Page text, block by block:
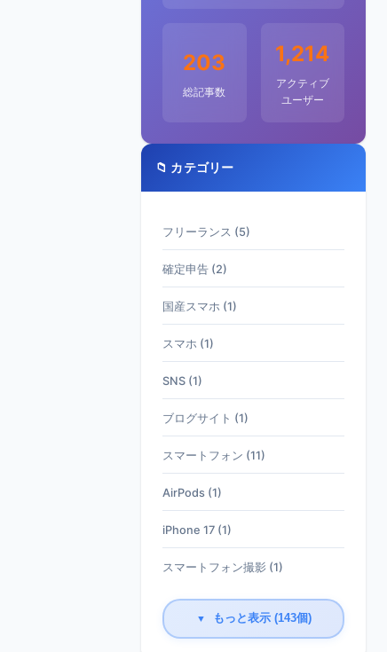
203
総記事数
1,214
アクティブ
ユーザー
📁 カテゴリー
フリーランス (5)
確定申告 (2)
国産スマホ (1)
スマホ (1)
SNS (1)
ブログサイト (1)
スマートフォン (11)
AirPods (1)
iPhone 17 (1)
スマートフォン撮影 (1)
▼ もっと表示 (143個)